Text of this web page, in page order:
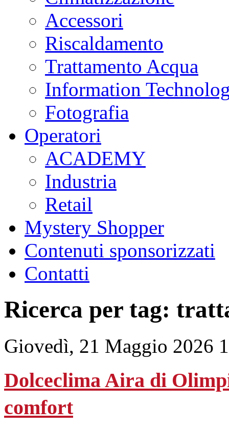
Accessori
Riscaldamento
Trattamento Acqua
Information
Fotografia
Operatori
ACADEMY
Industria
Retail
Mystery Shopper
Contenuti sponsorizzati
Contatti
Ricerca per tag:
Giovedì, 21 Maggio 2026
Dolceclima Aira di
comfort